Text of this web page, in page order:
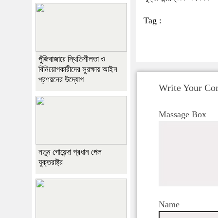
Tag :
Write Your
Massage Box
Name
পুঁজিবাজারে স্থিতিশীলতা ও
বিনিয়োগকারীদের সুরক্ষায় আইন
প্রণয়নের উদ্যোগ
নতুন গোয়েন্দা প্রধান পেল
যুক্তরাষ্ট্র